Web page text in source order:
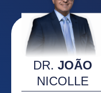
DR.JOÃO
NICOLLE